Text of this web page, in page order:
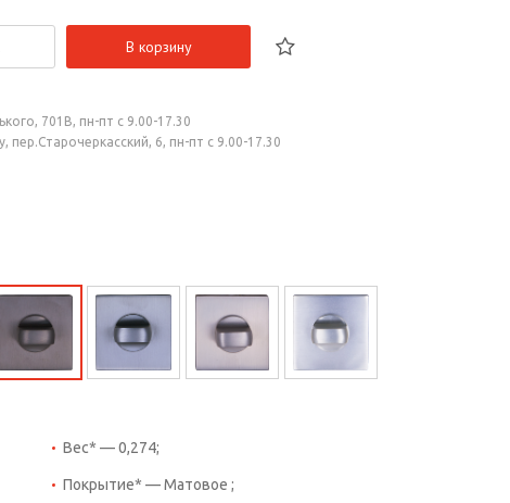
В корзину
701В, пн-пт с 9.00-17.30
6, пн-пт с 9.00-17.30
Вес* — 0,274;
Покрытие* — Матовое ;